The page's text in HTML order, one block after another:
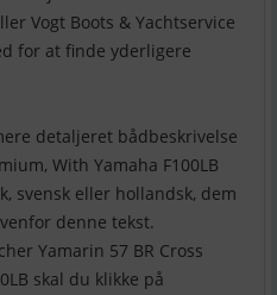
Vogt Boots & Yachtservice
for at finde yderligere
detaljeret bådbeskrivelse
With Yamaha F100LB
svensk eller hollandsk, dem
denne tekst.
Yamarin 57 BR Cross
skal du klikke på